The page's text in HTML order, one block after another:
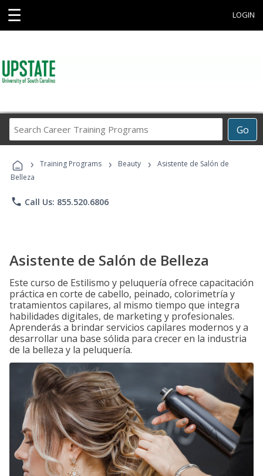
☰ LOGIN
Go
Career
Programs
› Training Programs › Beauty ›
Asistente de Salón de
Belleza
phone Call Us: 855.520.6806
Asistente de Salón de Belleza
Este curso de Estilismo y peluquería ofrece capacitación
práctica en corte de cabello, peinado, colorimetría y
tratamientos capilares, al mismo tiempo que integra
habilidades digitales, de marketing y profesionales.
Aprenderás a brindar servicios capilares modernos y a
desarrollar una base sólida para crecer en la industria
de la belleza y la peluquería.